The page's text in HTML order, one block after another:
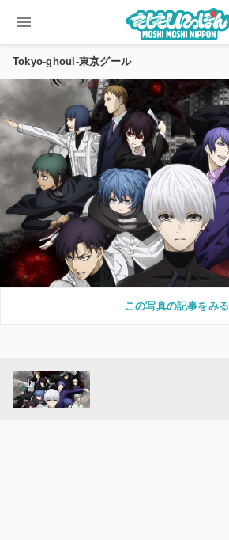
menu
Tokyo-ghoul-東京グール
この写真の記事をみる